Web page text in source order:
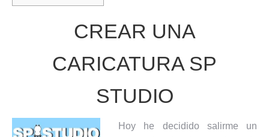
CREAR UNA
CARICATURA SP
STUDIO
Hoy he decidido salirme un